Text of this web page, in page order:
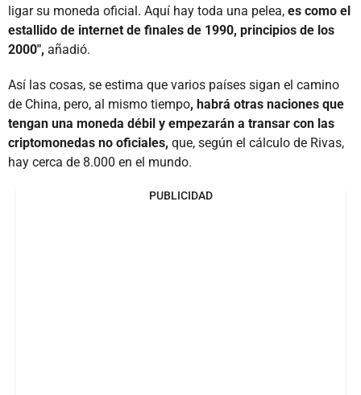
ligar su moneda oficial. Aquí hay toda una pelea, es como el
estallido de internet de finales de 1990, principios de los
2000", añadió.
Así las cosas, se estima que varios países sigan el camino
de China, pero, al mismo tiempo, habrá otras naciones que
tengan una moneda débil y empezarán a transar con las
criptomonedas no oficiales, que, según el cálculo de Rivas,
hay cerca de 8.000 en el mundo.
PUBLICIDAD